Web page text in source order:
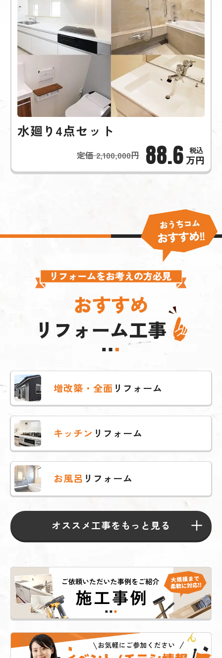
水廻り4点セット
定価 2,100,000円 88.6 万円
おすすめ
リフォーム工事
増改築・全面 リフォーム
キッチン リフォーム
お風呂 リフォーム
オススメ工事をもっと見る